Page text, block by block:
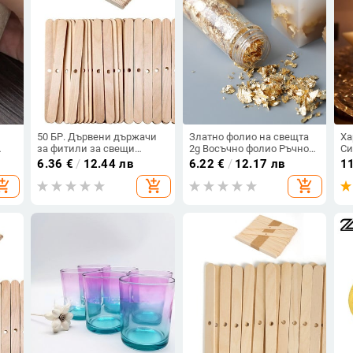
50 БР. Дървени държачи
за фитили за свещи
Поставки за свещи за
свещи за правене на
свещи
6.36 € / 12.44 лв
add_shopping_cart
Златно фолио на свещта
2g Восъчно фолио Ръчно
изработени свещи
Ароматизирани свещи
Направи си сам
материали Мус фолио
6.22 € / 12.17 лв
add_shopping_cart